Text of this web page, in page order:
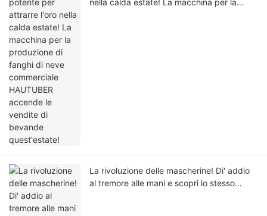
nella calda estate! La macchina per la
La rivoluzione delle mascherine! Di' addio
al tremore alle mani e scopri lo stesso